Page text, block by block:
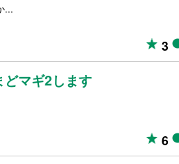
...
3
マギ2します
6